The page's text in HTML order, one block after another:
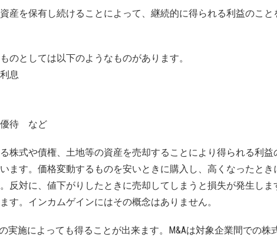
産を保有し続けることによって、継続的に得られる利益のこと
のとしては以下のようなものがあります。
息
優待 など
株式や債権、土地等の資産を売却することにより得られる利益
ます。価格変動するものを安いときに購入し、高くなったとき
反対に、値下がりしたときに売却してしまうと損失が発生しま
す。インカムゲインにはその概念はありません。
実施によっても得ることが出来ます。M&Aは対象企業間での株